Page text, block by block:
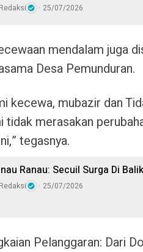
25/07/2026
mendalam juga
Desa Pemunduran.
kecewa, mubazir dan
tidak merasakan
tegasnya.
Ranau: Secuil Surga Di
25/07/2026
Pelanggaran: Dari